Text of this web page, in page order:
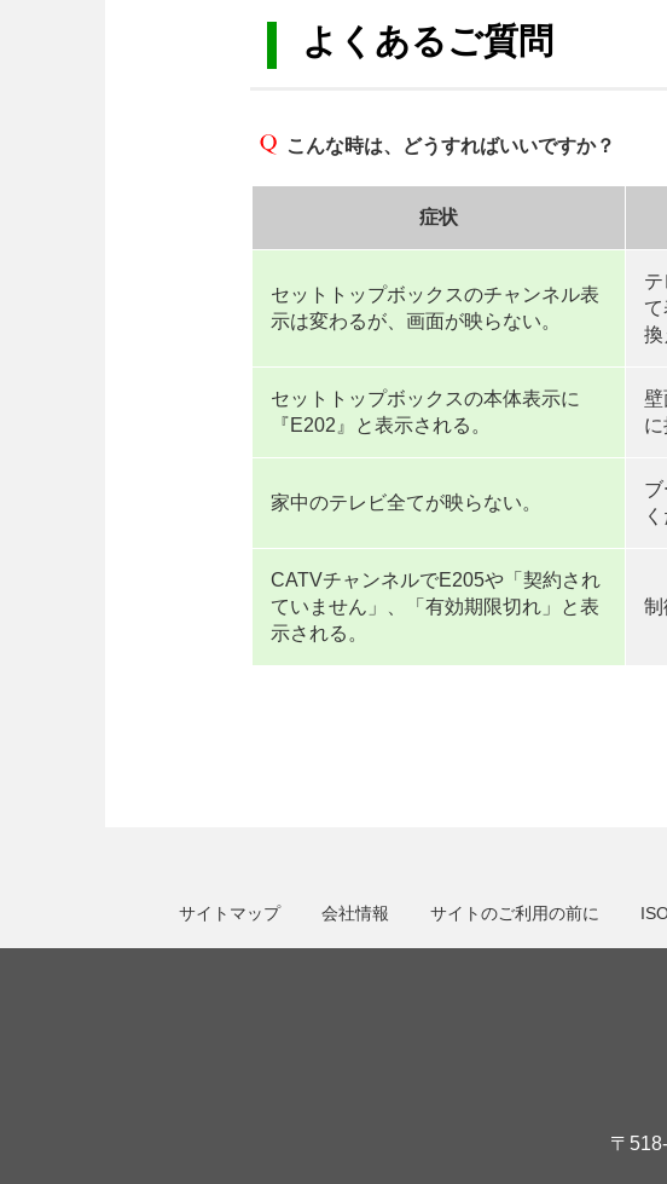
よくあるご質問
こんな時は、どうすればいいですか？
症状
セットトップボックスのチャンネル表
示は変わるが、画面が映らない。
換
セットトップボックスの本体表示に
『E202』と表示される。
壁
家中のテレビ全てが映らない。
CATVチャンネルでE205や「契約され
ていません」、「有効期限切れ」と表
示される。
制
サイトマップ 会社情報 サイトのご利用の前に
〒